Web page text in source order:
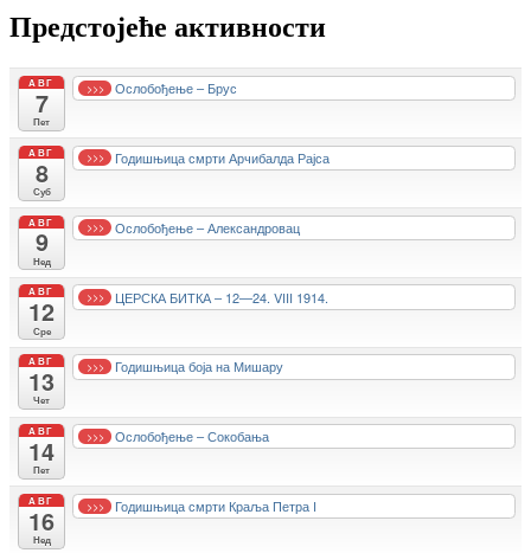
Предстојеће активности
АВГ
7
Пет
>>> Ослобођење – Брус
АВГ
8
Суб
>>> Годишњица смрти Арчибалда Рајса
АВГ
9
Нед
>>> Ослобођење – Александровац
АВГ
12
Сре
>>> ЦЕРСКА БИТКА – 12—24. VIII 1914.
АВГ
13
Чет
>>> Годишњица боја на Мишару
АВГ
14
Пет
>>> Ослобођење – Сокобања
АВГ
16
Нед
>>> Годишњица смрти Краља Петра I